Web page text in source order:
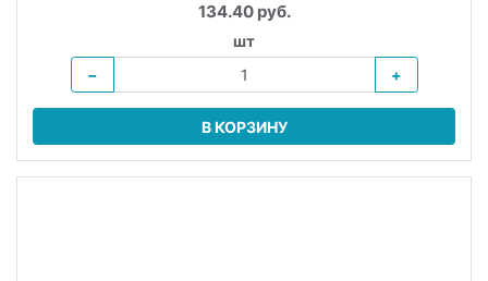
134.40 руб.
шт
−
+
В КОРЗИНУ